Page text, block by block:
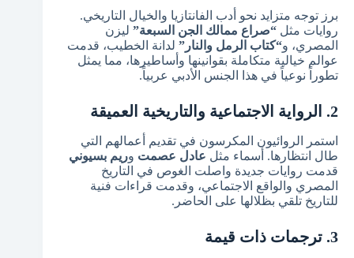
برز توجه متزايد نحو أدب الفانتازيا والخيال التاريخي.
روايات مثل “صراع ممالك الجن السبعة” ليزن
المصري، و“كتاب الرمل والنار” لدانة الخطيب، قدمت
عوالم خيالية متكاملة بقوانينها وأساطيرها، مما يمثل
تطوراً نوعياً في هذا الجنس الأدبي عربياً.
2. الرواية الاجتماعية والتاريخية العميقة
استمر الروائيون المكرسون في تقديم أعمالهم التي
طال انتظارها. أسماء مثل عادل عصمت وريم بسيوني
قدمت روايات جديدة واصلت الغوص في التاريخ
المصري والواقع الاجتماعي، وقدمت قراءات فنية
للتاريخ تلقي بظلالها على الحاضر.
3. ترجمات ذات قيمة